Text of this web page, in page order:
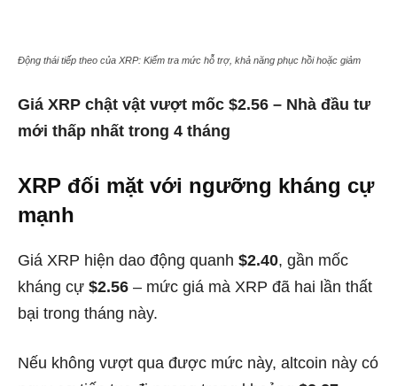
Động thái tiếp theo của XRP: Kiểm tra mức hỗ trợ, khả năng phục hồi hoặc giảm
Giá XRP chật vật vượt mốc $2.56 – Nhà đầu tư
mới thấp nhất trong 4 tháng
XRP đối mặt với ngưỡng kháng cự
mạnh
Giá XRP hiện dao động quanh $2.40, gần mốc
kháng cự $2.56 – mức giá mà XRP đã hai lần thất
bại trong tháng này.
Nếu không vượt qua được mức này, altcoin này có